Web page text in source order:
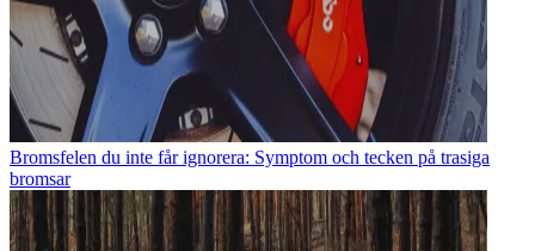
Bromsfelen du inte får ignorera: Symptom och tecken på trasiga
bromsar